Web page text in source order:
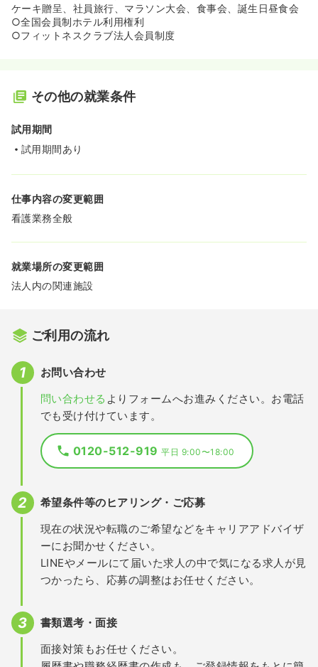
ケーキ贈呈、社員旅行、マラソン大会、食事会、誕生日昼食会
○全国会員制ホテル利用権利
○フィットネスクラブ法人会員制度
その他の就業条件
試用期間
試用期間あり
仕事内容の変更範囲
看護業務全般
就業場所の変更範囲
法人内の関連施設
ご利用の流れ
お問い合わせ
問い合わせる よりフォームへお進みください。お電話
でも受け付けています。
0120-512-919平日 9:00〜18:00
希望条件等のヒアリング・ご応募
現在の状況や転職のご希望などをキャリアアドバイザ
ーにお聞かせください。
LINEやメールにて届いた求人の中で気になる求人が見
つかったら、応募の調整はお任せください。
書類選考・面接
面接対策もお任せください。